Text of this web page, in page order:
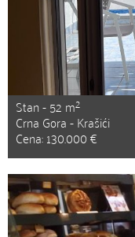
Stan - 52 m2
Crna Gora - Krašići
Cena: 130.000 €